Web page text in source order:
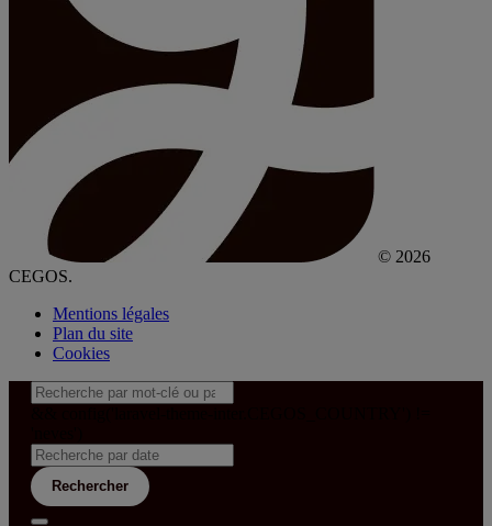
© 2026
CEGOS.
Mentions légales
Plan du site
Cookies
Rechercher